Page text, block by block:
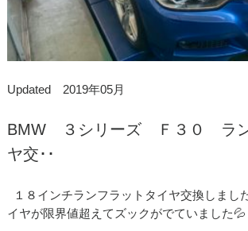
Updated 2019年05月
BMW ３シリーズ Ｆ３０ ラン
ヤ交･･
１８インチランフラットタイヤ交換しまし
イヤが限界値超えてズックがでていました